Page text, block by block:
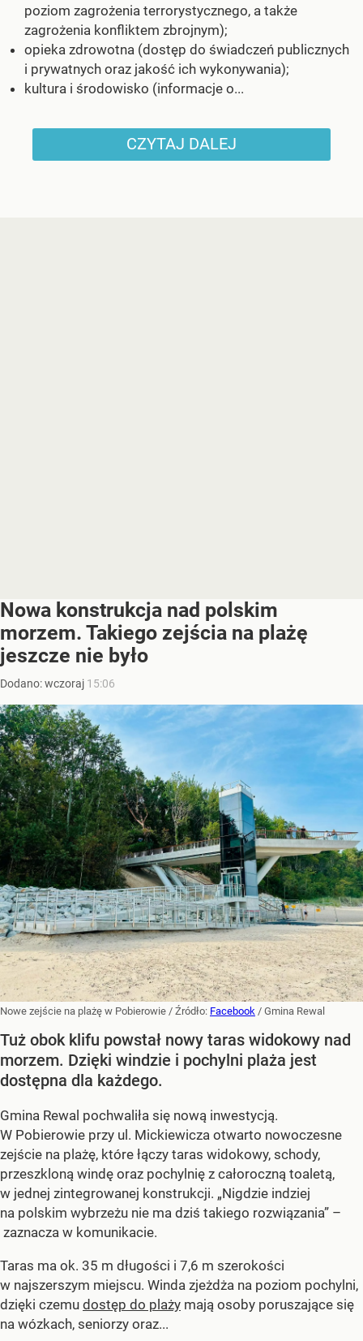
poziom zagrożenia terrorystycznego, a także
zagrożenia konfliktem zbrojnym);
opieka zdrowotna (dostęp do świadczeń publicznych
i prywatnych oraz jakość ich wykonywania);
kultura i środowisko (informacje o...
CZYTAJ DALEJ
Nowa konstrukcja nad polskim
morzem. Takiego zejścia na plażę
jeszcze nie było
Dodano:wczoraj 15:06
Nowe zejście na plażę w Pobierowie / Źródło: Facebook / Gmina Rewal
Tuż obok klifu powstał nowy taras widokowy nad
morzem. Dzięki windzie i pochylni plaża jest
dostępna dla każdego.
Gmina Rewal pochwaliła się nową inwestycją.
W Pobierowie przy ul. Mickiewicza otwarto nowoczesne
zejście na plażę, które łączy taras widokowy, schody,
przeszkloną windę oraz pochylnię z całoroczną toaletą,
w jednej zintegrowanej konstrukcji. „Nigdzie indziej
na polskim wybrzeżu nie ma dziś takiego rozwiązania” –
zaznacza w komunikacie.
Taras ma ok. 35 m długości i 7,6 m szerokości
w najszerszym miejscu. Winda zjeżdża na poziom pochylni,
dzięki czemu dostęp do plaży mają osoby poruszające się
na wózkach, seniorzy oraz...